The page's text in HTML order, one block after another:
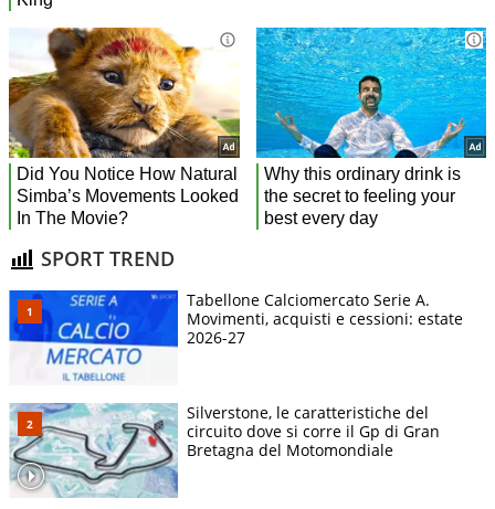
SPORT TREND
Tabellone Calciomercato Serie A.
Movimenti, acquisti e cessioni: estate
2026-27
Silverstone, le caratteristiche del
circuito dove si corre il Gp di Gran
Bretagna del Motomondiale